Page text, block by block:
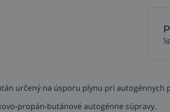
určený na úsporu plynu pri autogénnych
propán-butánové autogénne súpravy.